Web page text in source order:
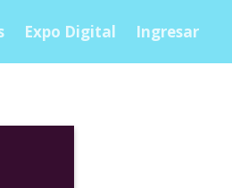
Expo Digital Ingresar